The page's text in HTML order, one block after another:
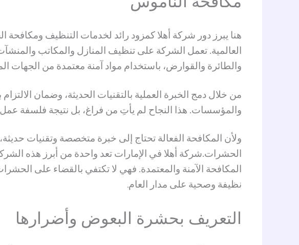
هنا يبرز دور شركة أهلا كمزود رائد لخدمات التنظيف ومكافحة
العالمية. تعمل الشركة على تنظيف المنازل والمكاتب
والطائرة والقوارض، باستخدام مواد آمنة معتمدة من الجهات
من خلال دمج الخبرة العملية بالتقنيات الحديثة، وضمان
والمؤسسات. هذا النجاح لم يأتِ من فراغ، بل نتيجة فلسفة عمل
ولأن المكافحة الفعالة تحتاج إلى خبرة متخصصة وتقنيات
الحشرات.شركة أهلا في الإمارات تعد واحدة من أبرز هذه
المكافحة الآمنة والمعتمدة. فهي لا تكتفي بالقضاء على
نظيفة وصحية على مدار العام.
التعريف بحشرة البعوض وأضرارها